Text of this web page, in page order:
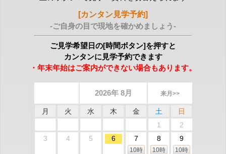
[カンタン見学予約]
-ご自身の目で現地を確かめましょう-
ご見学希望日の[時間ボタン]を押すと
カンタンに見学予約できます
・年末年始はご案内ができない場合もあります。
2026年 8月 来月>>
月 火 水 木 金 土
日
1
2
3
4 5 6 7
10時
8
10時
9
10時